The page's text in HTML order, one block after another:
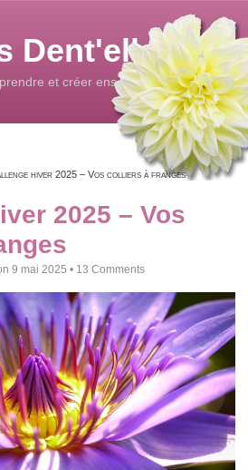
Dent'elles
et créer ensemble...
hiver 2025 – Vos colliers à franges
2025 – Vos
9 mai 2025 • 13 Comments